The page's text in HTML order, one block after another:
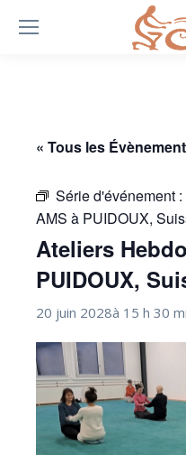
« Tous les
Série d'événement :
AMS à PUIDOUX,
Ateliers
PUIDOUX,
20 juin 2028à 15 h 30